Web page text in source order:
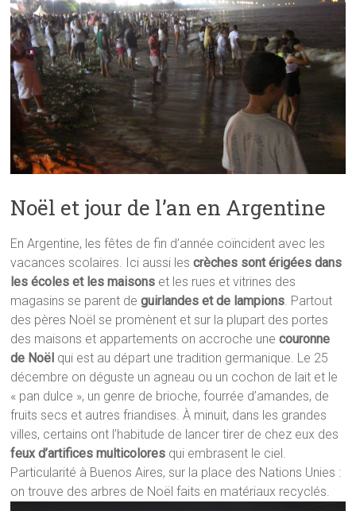
Noël et jour de l’an en Argentine
En Argentine, les fêtes de fin d’année coïncident avec les
vacances scolaires. Ici aussi lescrèches sont érigées dans
les écoles et les maisons et les rues et vitrines des
magasins se parent deguirlandes et de lampions . Partout
des pères Noël se promènent et sur la plupart des portes
des maisons et appartements on accroche unecouronne
de Noël qui est au départ une tradition germanique. Le 25
décembre on déguste un agneau ou un cochon de lait et le
« pan dulce », un genre de brioche, fourrée d’amandes, de
fruits secs et autres friandises. À minuit, dans les grandes
villes, certains ont l’habitude de lancer tirer de chez eux des
feux d’artifices multicolores qui embrasent le ciel.
Particularité à Buenos Aires, sur la place des Nations Unies :
on trouve des arbres de Noël faits en matériaux recyclés.